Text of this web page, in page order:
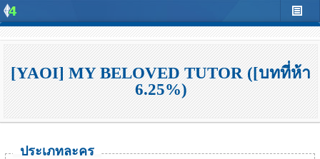
[YAOI] MY BELOVED TUTOR ([บทที่ห้า
6.25%)
ประเภทละคร